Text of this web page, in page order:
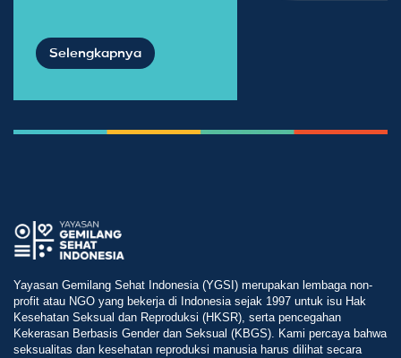
Selengkapnya
Yayasan Gemilang Sehat Indonesia (YGSI) merupakan lembaga non-
profit atau NGO yang bekerja di Indonesia sejak 1997 untuk isu Hak
Kesehatan Seksual dan Reproduksi (HKSR), serta pencegahan
Kekerasan Berbasis Gender dan Seksual (KBGS). Kami percaya bahwa
seksualitas dan kesehatan reproduksi manusia harus dilihat secara